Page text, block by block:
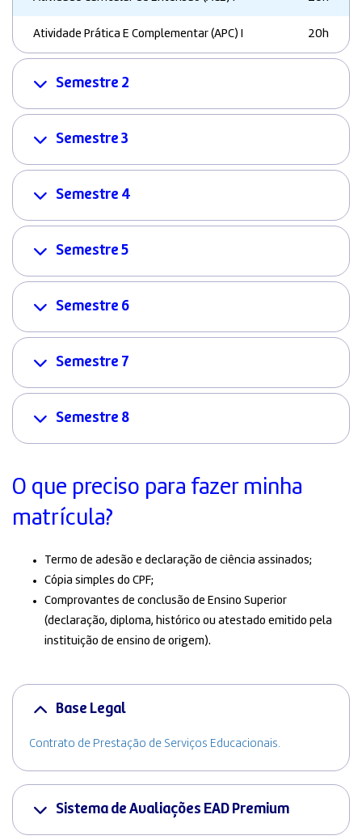
Atividade Prática E Complementar (APC) I 20h
Semestre 2
Semestre 3
Semestre 4
Semestre 5
Semestre 6
Semestre 7
Semestre 8
O que preciso para fazer minha
matrícula?
Termo de adesão e declaração de ciência assinados;
Cópia simples do CPF;
Comprovantes de conclusão de Ensino Superior
(declaração, diploma, histórico ou atestado emitido pela
instituição de ensino de origem).
Base Legal
Contrato de Prestação de Serviços Educacionais.
Sistema de Avaliações EAD Premium